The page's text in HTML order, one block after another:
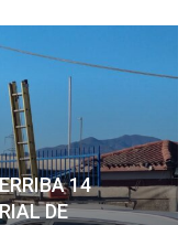
14
DE